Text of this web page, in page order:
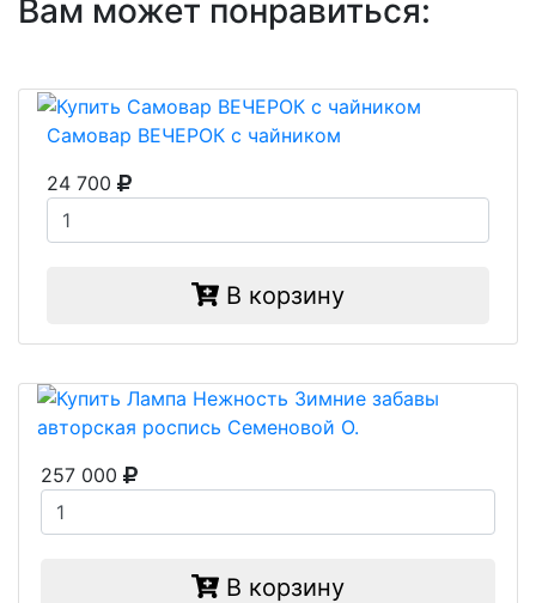
Вам может понравиться:
Самовар ВЕЧЕРОК с чайником
24 700
В корзину
257 000
В корзину